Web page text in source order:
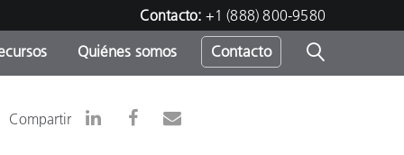
Contacto: +1 (888) 800-9580
Quiénes somos Contacto
Compartir